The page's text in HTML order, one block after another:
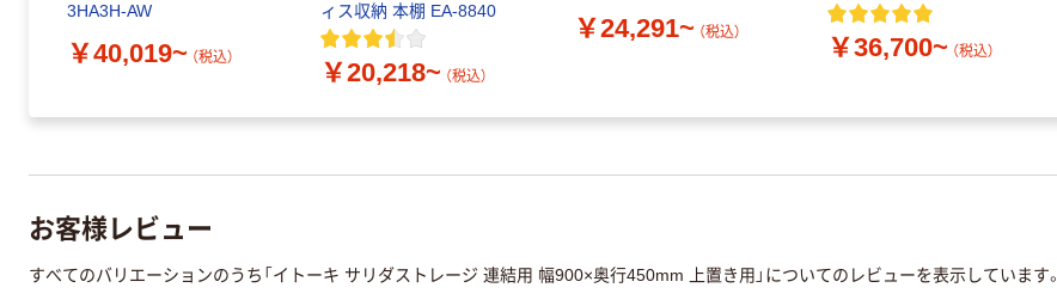
3HA3H-AW
￥40,019~ （税込）
ィス収納 本棚 EA-8840
￥20,218~ （税込）
￥24,291~ （税込） ￥36,700~ （税込）
お客様レビュー
すべてのバリエーションのうち「イトーキ サリダストレージ 連結用 幅900×奥行450mm 上置き用」についてのレビューを表示しています。